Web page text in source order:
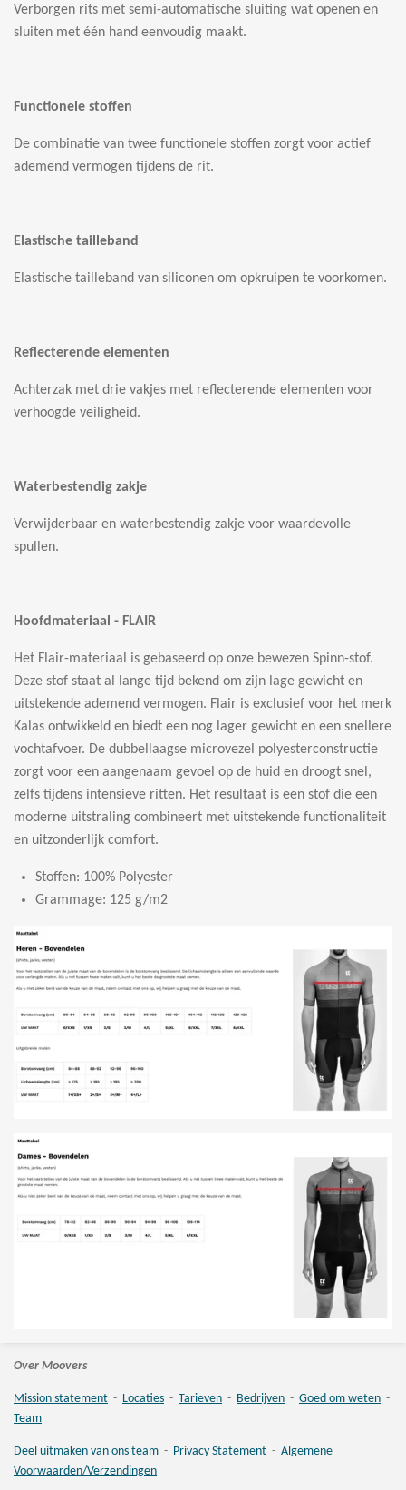
Verborgen rits met semi-automatische sluiting wat openen en
sluiten met één hand eenvoudig maakt.
Functionele stoffen
De combinatie van twee functionele stoffen zorgt voor actief
ademend vermogen tijdens de rit.
Elastische tailleband
Elastische tailleband van siliconen om opkruipen te voorkomen.
Reflecterende elementen
Achterzak met drie vakjes met reflecterende elementen voor
verhoogde veiligheid.
Waterbestendig zakje
Verwijderbaar en waterbestendig zakje voor waardevolle
spullen.
Hoofdmateriaal - FLAIR
Het Flair-materiaal is gebaseerd op onze bewezen Spinn-stof.
Deze stof staat al lange tijd bekend om zijn lage gewicht en
uitstekende ademend vermogen. Flair is exclusief voor het merk
Kalas ontwikkeld en biedt een nog lager gewicht en een snellere
vochtafvoer. De dubbellaagse microvezel polyesterconstructie
zorgt voor een aangenaam gevoel op de huid en droogt snel,
zelfs tijdens intensieve ritten. Het resultaat is een stof die een
moderne uitstraling combineert met uitstekende functionaliteit
en uitzonderlijk comfort.
Stoffen: 100% Polyester
Grammage: 125 g/m2
Over Moovers
Mission statement - Locaties - Tarieven - Bedrijven - Goed om weten -
Team
Deel uitmaken van ons team - Privacy Statement - Algemene
Voorwaarden/Verzendingen